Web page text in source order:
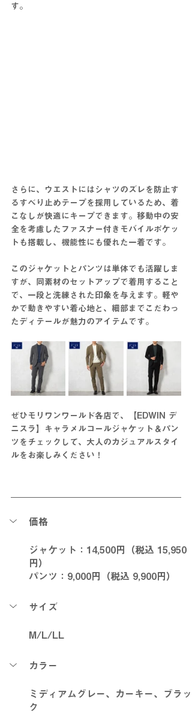
す。
さらに、ウエストにはシャツのズレを防止す
るすべり止めテープを採用しているため、着
こなしが快適にキープできます。移動中の安
全を考慮したファスナー付きモバイルポケッ
トも搭載し、機能性にも優れた一着です。
このジャケットとパンツは単体でも活躍しま
すが、同素材のセットアップで着用すること
で、一段と洗練された印象を与えます。軽や
かで動きやすい着心地と、細部までこだわっ
たディテールが魅力のアイテムです。
ぜひモリワンワールド各店で、【EDWIN デ
ニスラ】キャラメルコールジャケット＆パン
ツをチェックして、大人のカジュアルスタイ
ルをお楽しみください！
価格
ジャケット：14,500円（税込 15,950
円）
パンツ：9,000円（税込 9,900円）
サイズ
M/L/LL
カラー
ミディアムグレー、カーキー、ブラッ
ク